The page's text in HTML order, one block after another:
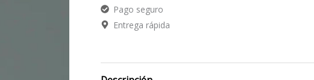
Pago seguro
Entrega rápida